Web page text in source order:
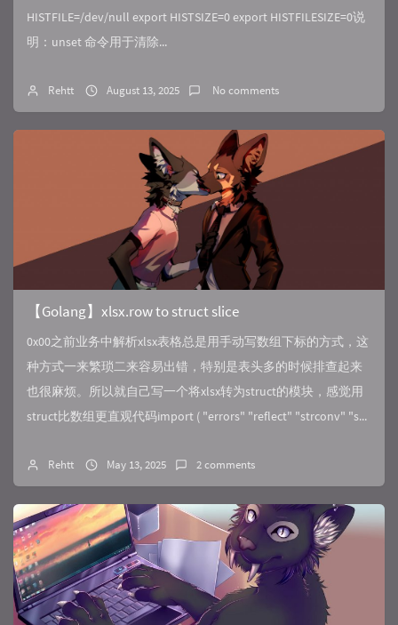
HISTFILE=/dev/null export HISTSIZE=0 export HISTFILESIZE=0说
明：unset 命令用于清除...
Rehtt August 13, 2025 No comments
【Golang】xlsx.row to struct slice
0x00之前业务中解析xlsx表格总是用手动写数组下标的方式，这
种方式一来繁琐二来容易出错，特别是表头多的时候排查起来
也很麻烦。所以就自己写一个将xlsx转为struct的模块，感觉用
struct比数组更直观代码import ( "errors" "reflect" "strconv" "s...
Rehtt May 13, 2025 2 comments